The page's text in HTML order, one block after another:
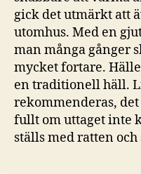
gick det utmärkt att
utomhus. Med en
man många gånger
mycket fortare.
en traditionell häll.
rekommenderas,
fullt om uttaget inte
ställs med ratten